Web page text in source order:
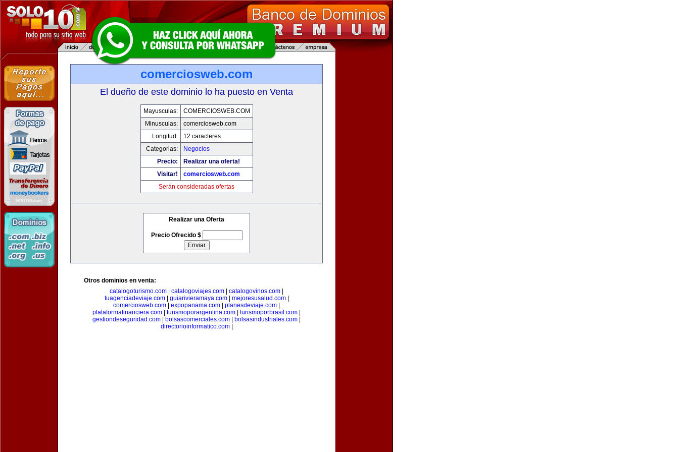
comerciosweb.com
El dueño de este dominio lo ha puesto en Venta
Mayusculas:
COMERCIOSWEB.COM
Minusculas:
comerciosweb.com
Longitud:
12 caracteres
Categorias:
Negocios
Precio:
Realizar una oferta!
Visitar!
comerciosweb.com
Serán consideradas ofertas
Realizar una Oferta
Precio Ofrecido $
Otros dominios en venta:
catalogoturismo.com
catalogoviajes.com catalogovinos.com
tuagenciadeviaje.com| guiarivieramaya.com| mejoresusalud.com|
comerciosweb.com
expopanama.com planesdeviaje.com
plataformafinanciera.com
turismoporargentina.com turismoporbrasil.com
gestiondeseguridad.com
bolsascomerciales.com bolsasindustriales.com
directorioinformatico.com|